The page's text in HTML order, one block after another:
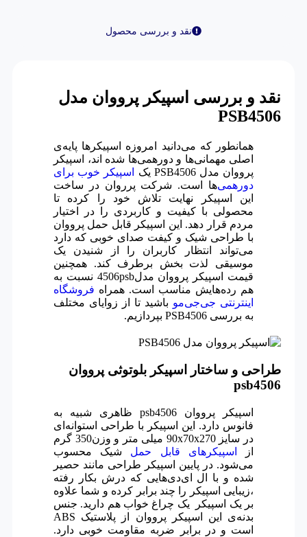
نقد و بررسی محصول
نقد و بررسی اسپیکر پرووان مدل
PSB4506
همانطور که می‌دانید امروزه اسپیکر‌ها پایه‌ی
اصلی مهمانی‌ها و دورهمی‌ها شده اند، اسپیکر
پرووان مدل PSB4506 یک
اسپیکر‌ خوب برای
دورهمی‌‌ها است. شرکت پرروان در ساخت
این اسپیکر نهایت تلاش خود را کرده تا
محصولی با کیفیت و کاربردی را در اختیار
مردم قرار دهد. این اسپیکر قابل حمل پرووان
با طراحی شیک و کیفت صدای خوبی که دارد
می‌تواند انتظار کاربران را از شنیدن یک
موسیقی لذت بخش برطرف ‌کند. همچنین
قیمت اسپیکر پرووان مدل4506psb نسبت به
هم رده‌هایش مناسب است. همراه فروشگاه
اینترنتی جی‌جی‌مو باشید تا از زوایای مختلف
به بررسی PSB4506 بپردازیم.
طراحی و ساختار اسپیکر بلوتوثی پرووان
psb4506
اسپیکر پرووان psb4506 ظاهری شبیه به
فانوس دارد. این اسپیکر با طراحی استوانه‌ای
در سایز 90x70x270 میلی‌ متر و وزن350 گرم
از
اسپیکر‌های قابل حمل شیک محسوب
می‌شود. در پایین اسپیکر طراحی مانند حصیر
شده و با ال ای‌دی‌هایی که درش بکار رفته
،زیبایی اسپیکر را چند برابر کرده و شما علاوه
بر یک اسپیکر یک چراغ خواب هم دارید. جنس
بدنه‌ی این اسپیکر پرووان از پلاستیک ABS
است و در برابر ضربه مقاومت خوبی دارد.